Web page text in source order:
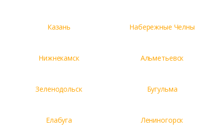
Казань Набережные Челны
Нижнекамск Альметьевск
Зеленодольск Бугульма
Елабуга Лениногорск